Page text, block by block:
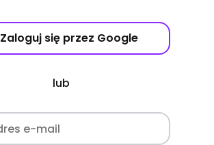
Zaloguj się przez Google
lub